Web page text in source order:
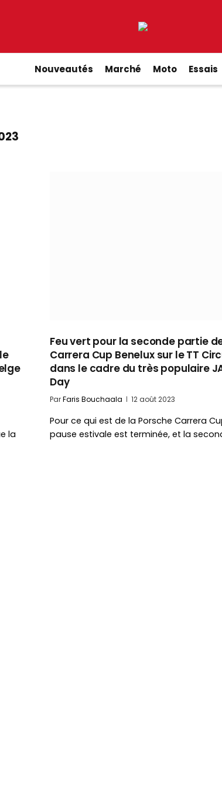
Nouveautés Marché Moto Essais
la
Feu vert pour la seconde partie
Carrera Cup Benelux sur le TT
dans le cadre du très populaire
Day
ParFaris Bouchaala 12 août 2023
Pour ce qui est de la Porsche Carrera
pause estivale est terminée, et la